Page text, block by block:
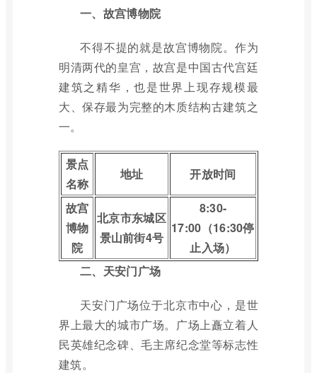
一、故宫博物院
不得不提的就是故宫博物院。作为
明清两代的皇宫，故宫是中国古代宫廷
建筑之精华，也是世界上现存规模最
大、保存最为完整的木质结构古建筑之
一。
景点
名称
地址 开放时间
故宫
博物
院
北京市东城区
景山前街4号
8:30-
17:00（16:30停
止入场）
二、天安门广场
天安门广场位于北京市中心，是世
界上最大的城市广场。广场上矗立着人
民英雄纪念碑、毛主席纪念堂等标志性
建筑。